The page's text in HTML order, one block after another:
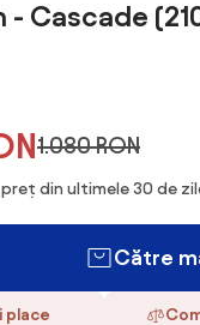
- Cascade
1.080 RON
din ultimele 30 de
Către
place